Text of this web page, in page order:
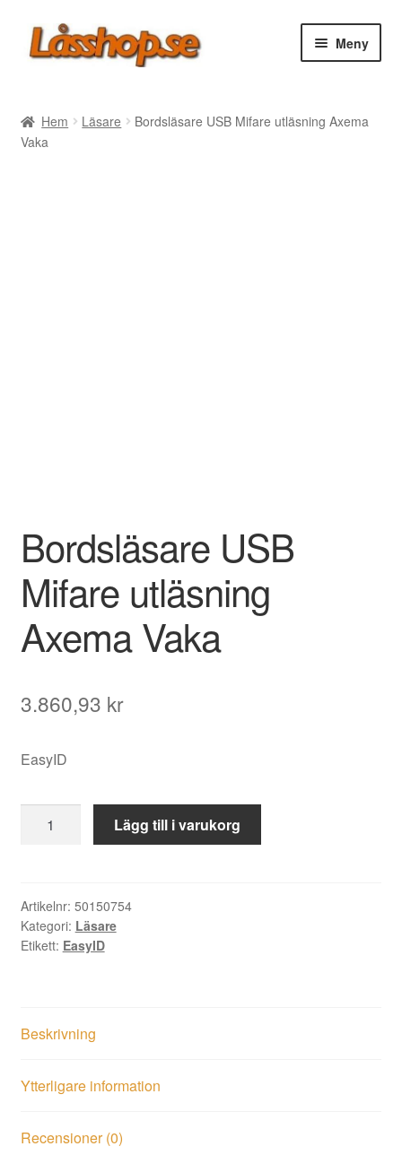
Hoppa
till
Hoppa
till
Meny
Rea
Hem Läsare
Bordsläsare USB Mifare utläsning Axema
Vaka
Bordsläsare USB
Mifare utläsning
Axema Vaka
3.860,93 kr
EasyID
Axema
Vaka
mängd
Lägg till i varukorg
Artikelnr: 50150754
Kategori: Läsare
Etikett: EasyID
Beskrivning
Ytterligare information
Recensioner (0)